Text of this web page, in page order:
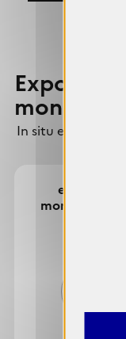
In situ et hors les
expositions